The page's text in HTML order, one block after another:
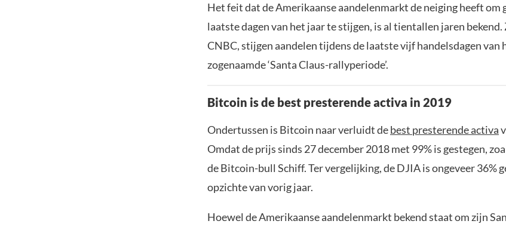
Het feit dat de Amerikaanse aandelenmarkt de neiging heeft om
laatste dagen van het jaar te stijgen, is al tientallen jaren
CNBC, stijgen aandelen tijdens de laatste vijf handelsdagen van
zogenaamde ‘Santa Claus-rallyperiode’.
Bitcoin is de best presterende activa in 2019
Ondertussen is Bitcoin naar verluidt debest presterende activa
Omdat de prijs sinds 27 december 2018 met 99% is gestegen,
de Bitcoin-bull Schiff. Ter vergelijking, de DJIA is ongeveer 36%
opzichte van vorig jaar.
Hoewel de Amerikaanse aandelenmarkt bekend staat om zijn